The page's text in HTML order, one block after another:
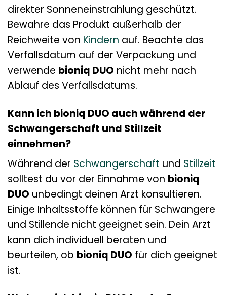
direkter Sonneneinstrahlung geschützt.
Bewahre das Produkt außerhalb der
Reichweite von Kindern auf. Beachte das
Verfallsdatum auf der Verpackung und
verwende bioniq DUO nicht mehr nach
Ablauf des Verfallsdatums.
Kann ich bioniq DUO auch während der
Schwangerschaft und Stillzeit
einnehmen?
Während der Schwangerschaft und Stillzeit
solltest du vor der Einnahme von bioniq
DUO unbedingt deinen Arzt konsultieren.
Einige Inhaltsstoffe können für Schwangere
und Stillende nicht geeignet sein. Dein Arzt
kann dich individuell beraten und
beurteilen, ob bioniq DUO für dich geeignet
ist.